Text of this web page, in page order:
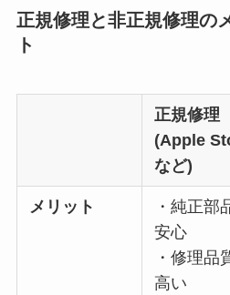
正規修理と非正規修理の
ト
正規修理
(Apple
など)
メリット
・純正部
安心
・修理品
高い